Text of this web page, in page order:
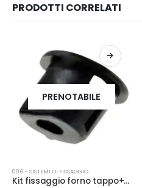
PRODOTTI CORRELATI
PRENOTABILE
006 - SISTEMI DI FISSAGGIO
Kit fissaggio forno tappo+boccola